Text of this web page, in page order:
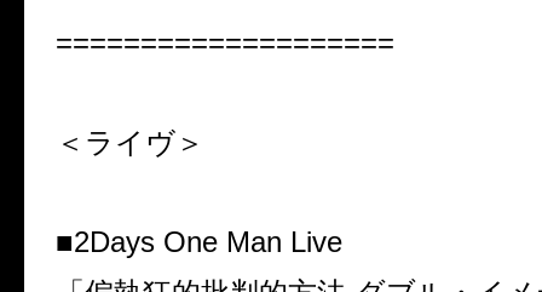
====================
＜ライヴ＞
■2Days One Man Live